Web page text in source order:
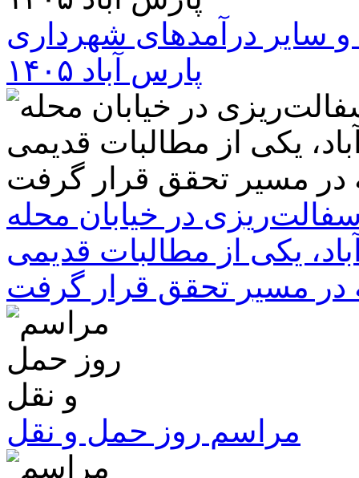
سایر درآمدهای شهرداری
پارس آباد ۱۴۰۵
در خیابان محله
یکی از مطالبات قدیمی
در مسیر تحقق قرار گرفت
مراسم روز حمل و نقل